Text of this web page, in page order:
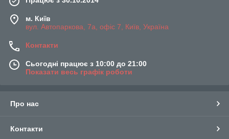
м. Київ
вул. Автопаркова, 7а, офіс 7, Київ, Україна
Контакти
Сьогодні працює з 10:00 до 21:00
Показати весь графік роботи
Про нас
Контакти